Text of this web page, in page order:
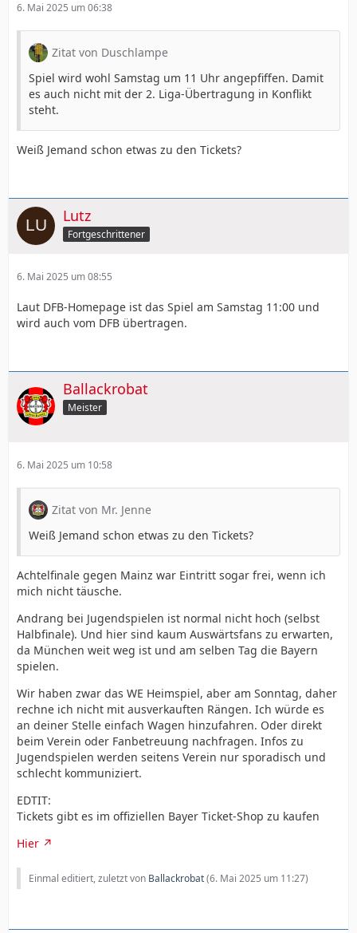
6. Mai 2025 um 06:38
Zitat von Duschlampe
Spiel wird wohl Samstag um 11 Uhr angepfiffen. Damit
es auch nicht mit der 2. Liga-Übertragung in Konflikt
steht.
Weiß Jemand schon etwas zu den Tickets?
Lutz
Fortgeschrittener
6. Mai 2025 um 08:55
Laut DFB-Homepage ist das Spiel am Samstag 11:00 und
wird auch vom DFB übertragen.
Ballackrobat
Meister
6. Mai 2025 um 10:58
Zitat von Mr. Jenne
Weiß Jemand schon etwas zu den Tickets?
Achtelfinale gegen Mainz war Eintritt sogar frei, wenn ich
mich nicht täusche.
Andrang bei Jugendspielen ist normal nicht hoch (selbst
Halbfinale). Und hier sind kaum Auswärtsfans zu erwarten,
da München weit weg ist und am selben Tag die Bayern
spielen.
Wir haben zwar das WE Heimspiel, aber am Sonntag, daher
rechne ich nicht mit ausverkauften Rängen. Ich würde es
an deiner Stelle einfach Wagen hinzufahren. Oder direkt
beim Verein oder Fanbetreuung nachfragen. Infos zu
Jugendspielen werden seitens Verein nur sporadisch und
schlecht kommuniziert.
EDTIT:
Tickets gibt es im offiziellen Bayer Ticket-Shop zu kaufen
Hier
Einmal editiert, zuletzt von Ballackrobat(6. Mai 2025 um 11:27)